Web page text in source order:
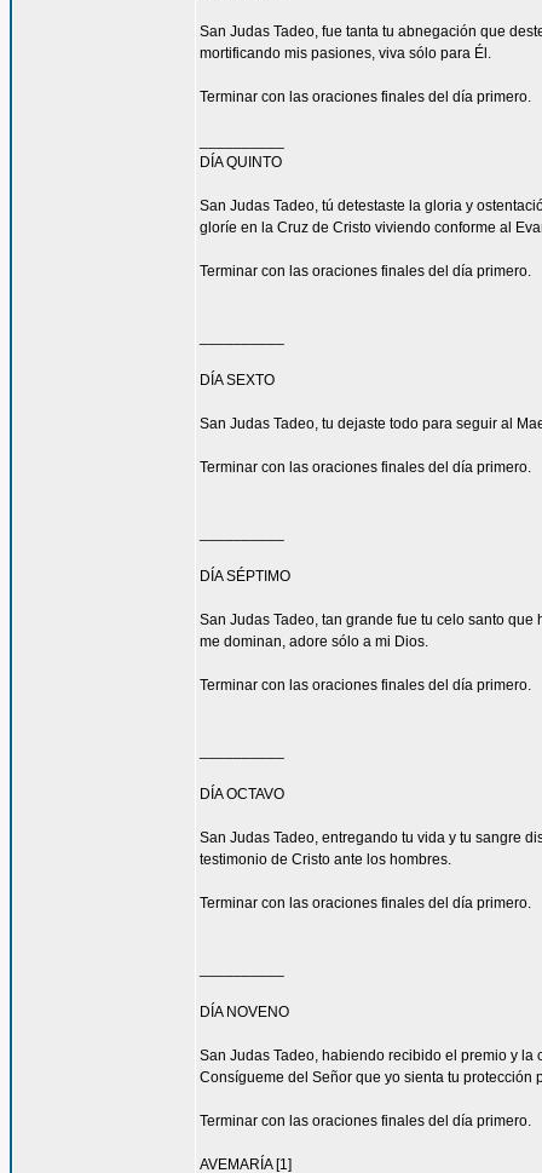
San Judas Tadeo, fue tanta tu abnegación que
mortificando mis pasiones, viva sólo para Él.
Terminar con las oraciones finales del día primero.
DÍA QUINTO
San Judas Tadeo, tú detestaste la gloria y
gloríe en la Cruz de Cristo viviendo conforme al
Terminar con las oraciones finales del día primero.
DÍA SEXTO
San Judas Tadeo, tu dejaste todo para seguir al
Terminar con las oraciones finales del día primero.
DÍA SÉPTIMO
San Judas Tadeo, tan grande fue tu celo santo
me dominan, adore sólo a mi Dios.
Terminar con las oraciones finales del día primero.
DÍA OCTAVO
San Judas Tadeo, entregando tu vida y tu sangre
testimonio de Cristo ante los hombres.
Terminar con las oraciones finales del día primero.
DÍA NOVENO
San Judas Tadeo, habiendo recibido el premio y
Consígueme del Señor que yo sienta tu
Terminar con las oraciones finales del día primero.
AVEMARÍA [1]